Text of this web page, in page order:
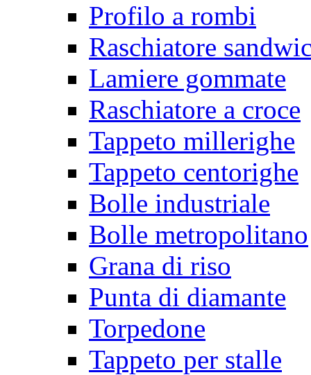
Profilo a rombi
Raschiatore
Lamiere gommate
Raschiatore a croce
Tappeto millerighe
Tappeto centorighe
Bolle industriale
Bolle metropolitano
Grana di riso
Punta di diamante
Torpedone
Tappeto per stalle